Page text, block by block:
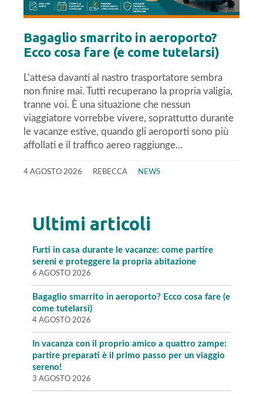
Bagaglio smarrito in aeroporto?
Ecco cosa fare (e come tutelarsi)
L’attesa davanti al nastro trasportatore sembra
non finire mai. Tutti recuperano la propria valigia,
tranne voi. È una situazione che nessun
viaggiatore vorrebbe vivere, soprattutto durante
le vacanze estive, quando gli aeroporti sono più
affollati e il traffico aereo raggiunge...
4 AGOSTO 2026 REBECCA NEWS
Ultimi articoli
Furti in casa durante le vacanze: come partire
sereni e proteggere la propria abitazione
6 AGOSTO 2026
Bagaglio smarrito in aeroporto? Ecco cosa fare (e
come tutelarsi)
4 AGOSTO 2026
In vacanza con il proprio amico a quattro zampe:
partire preparati è il primo passo per un viaggio
sereno!
3 AGOSTO 2026